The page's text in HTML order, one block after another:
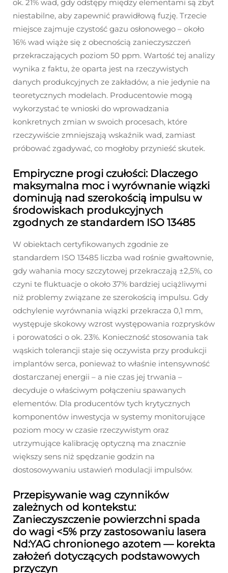
ok. 21% wad, gdy odstępy między elementami są zbyt
niestabilne, aby zapewnić prawidłową fuzję. Trzecie
miejsce zajmuje czystość gazu osłonowego – około
16% wad wiąże się z obecnością zanieczyszczeń
przekraczających poziom 50 ppm. Wartość tej analizy
wynika z faktu, że oparta jest na rzeczywistych
danych produkcyjnych ze zakładów, a nie jedynie na
teoretycznych modelach. Producentowie mogą
wykorzystać te wnioski do wprowadzania
konkretnych zmian w swoich procesach, które
rzeczywiście zmniejszają wskaźnik wad, zamiast
próbować zgadywać, co mogłoby przynieść skutek.
Empiryczne progi czułości: Dlaczego
maksymalna moc i wyrównanie wiązki
dominują nad szerokością impulsu w
środowiskach produkcyjnych
zgodnych ze standardem ISO 13485
W obiektach certyfikowanych zgodnie ze
standardem ISO 13485 liczba wad rośnie gwałtownie,
gdy wahania mocy szczytowej przekraczają ±2,5%, co
czyni te fluktuacje o około 37% bardziej uciążliwymi
niż problemy związane ze szerokością impulsu. Gdy
odchylenie wyrównania wiązki przekracza 0,1 mm,
występuje skokowy wzrost występowania rozprysków
i porowatości o ok. 23%. Konieczność stosowania tak
wąskich tolerancji staje się oczywista przy produkcji
implantów serca, ponieważ to właśnie intensywność
dostarczanej energii – a nie czas jej trwania –
decyduje o właściwym połączeniu spawanych
elementów. Dla producentów tych krytycznych
komponentów inwestycja w systemy monitorujące
poziom mocy w czasie rzeczywistym oraz
utrzymujące kalibrację optyczną ma znacznie
większy sens niż spędzanie godzin na
dostosowywaniu ustawień modulacji impulsów.
Przepisywanie wag czynników
zależnych od kontekstu:
Zanieczyszczenie powierzchni spada
do wagi <5% przy zastosowaniu lasera
Nd:YAG chronionego azotem — korekta
założeń dotyczących podstawowych
przyczyn